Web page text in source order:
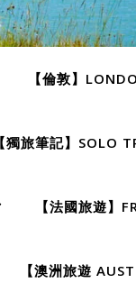
【倫敦】
【獨旅筆記】SOLO
【法國旅遊】
【澳洲旅遊